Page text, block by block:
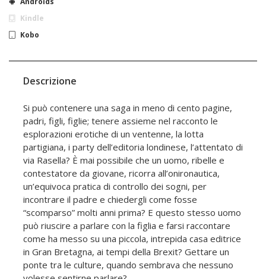
Kindle
Kobo
Descrizione
Si può contenere una saga in meno di cento pagine,
padri, figli, figlie; tenere assieme nel racconto le
esplorazioni erotiche di un ventenne, la lotta
partigiana, i party dell’editoria londinese, l’attentato di
via Rasella? È mai possibile che un uomo, ribelle e
contestatore da giovane, ricorra all’onironautica,
un’equivoca pratica di controllo dei sogni, per
incontrare il padre e chiedergli come fosse
“scomparso” molti anni prima? E questo stesso uomo
può riuscire a parlare con la figlia e farsi raccontare
come ha messo su una piccola, intrepida casa editrice
in Gran Bretagna, ai tempi della Brexit? Gettare un
ponte tra le culture, quando sembrava che nessuno